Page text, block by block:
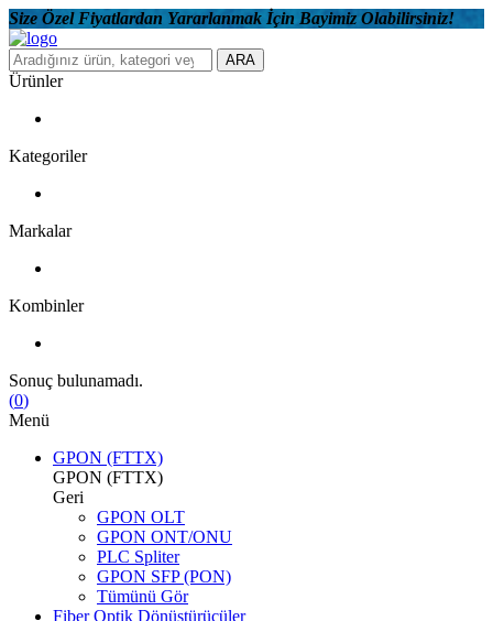
Size Özel Fiyatlardan Yararlanmak İçin Bayimiz Olabilirsiniz!
ARA
Ürünler
Kategoriler
Markalar
Kombinler
Sonuç bulunamadı.
(0)
Menü
GPON (FTTX)
GPON (FTTX)
Geri
GPON OLT
GPON ONT/ONU
PLC Spliter
GPON SFP (PON)
Tümünü Gör
Fiber Optik Dönüştürücüler